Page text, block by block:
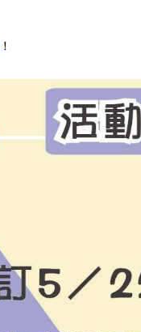
！